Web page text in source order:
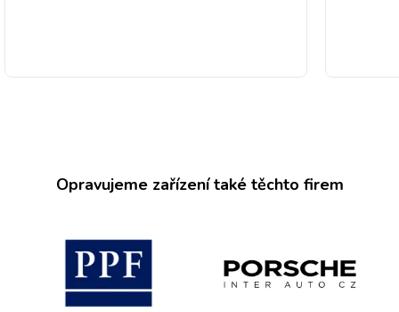
Opravujeme zařízení také těchto firem